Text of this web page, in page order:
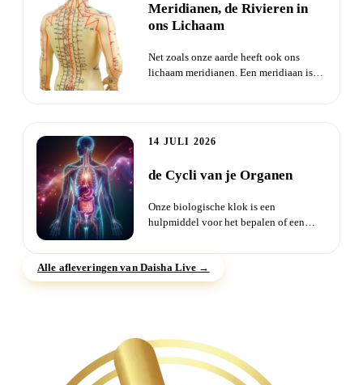
Meridianen, de Rivieren in
ons Lichaam
Net zoals onze aarde heeft ook ons
lichaam meridianen. Een meridiaan is
14 JULI 2026
de Cycli van je Organen
Onze biologische klok is een
hulpmiddel voor het bepalen of een
Alle afleveringen van Daisha Live →